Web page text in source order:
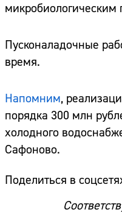
микробиологическим
Пусконаладочные
время.
Напомним,
порядка 300 млн
холодного
Сафоново.
Поделиться в